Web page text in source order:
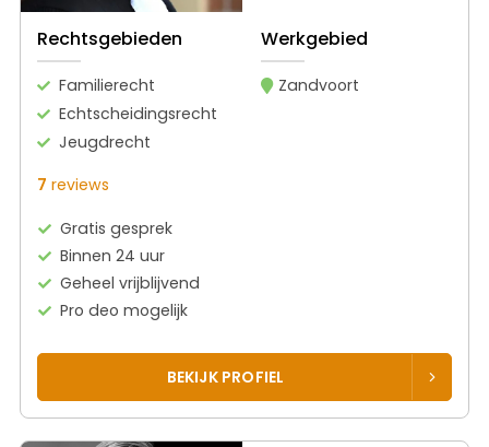
Rechtsgebieden
Familierecht
Echtscheidingsrecht
Jeugdrecht
Werkgebied
Zandvoort
7 reviews
Gratis gesprek
Binnen 24 uur
Geheel vrijblijvend
Pro deo mogelijk
BEKIJK PROFIEL